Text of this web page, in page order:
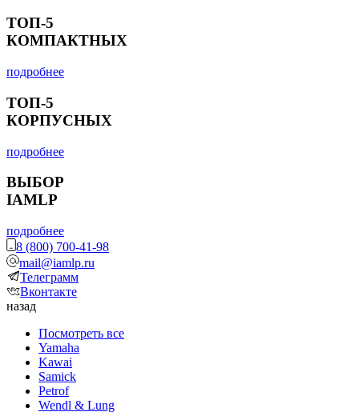
ТОП-5
КОМПАКТНЫХ
подробнее
ТОП-5
КОРПУСНЫХ
подробнее
ВЫБОР
IAMLP
подробнее
8 (800) 700-41-98
mail@iamlp.ru
Телеграмм
Вконтакте
назад
Посмотреть все
Yamaha
Kawai
Samick
Petrof
Wendl & Lung